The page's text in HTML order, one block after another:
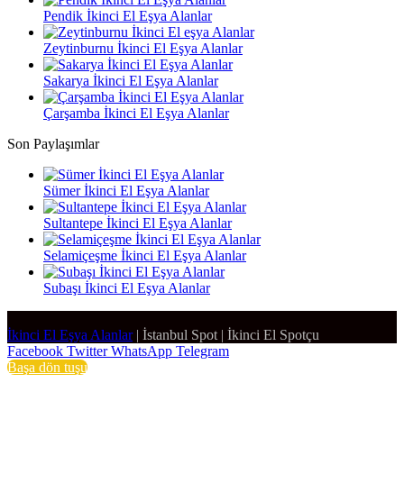
Pendik İkinci El Eşya Alanlar
Zeytinburnu İkinci El Eşya Alanlar
Sakarya İkinci El Eşya Alanlar
Çarşamba İkinci El Eşya Alanlar
Son Paylaşımlar
Sümer İkinci El Eşya Alanlar
Sultantepe İkinci El Eşya Alanlar
Selamiçeşme İkinci El Eşya Alanlar
Subaşı İkinci El Eşya Alanlar
İkinci El Eşya Alanlar İstanbul Spot İkinci El Spotçu
Facebook Twitter WhatsApp Telegram
Başa dön tuşu